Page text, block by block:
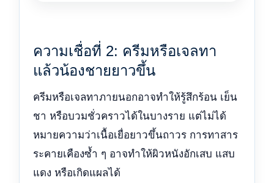
ความเชื่อที่ 2: ครีมหรือเจลทา
แล้วน้องชายยาวขึ้น
ครีมหรือเจลทาภายนอกอาจทำให้รู้สึกร้อน เย็น
ชา หรือบวมชั่วคราวได้ในบางราย แต่ไม่ได้
หมายความว่าเนื้อเยื่อยาวขึ้นถาวร การทาสาร
ระคายเคืองซ้ำ ๆ อาจทำให้ผิวหนังอักเสบ แสบ
แดง หรือเกิดแผลได้